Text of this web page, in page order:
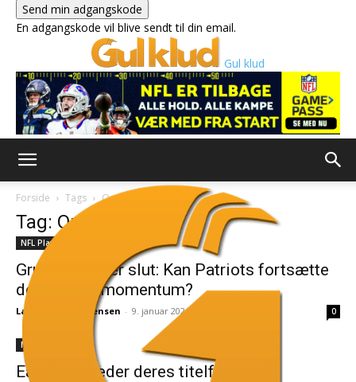
En adgangskode vil blive sendt til din email.
Gul klud
Forside Tags Optakt
Tag: Optakt
NFL Playoffs
Grundspillet er slut: Kan Patriots fortsætte
deres vilde momentum?
Lasse Bisgaard Jensen - 9. januar 2026 0
NFL Playoffs
Eagles indleder deres titelforsvar